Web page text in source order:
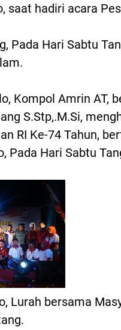
saat hadiri acara
Pada Hari Sabtu
Kompol Amrin AT,
S.Stp,.M.Si,
RI Ke-74 Tahun,
Pada Hari Sabtu
Lurah bersama